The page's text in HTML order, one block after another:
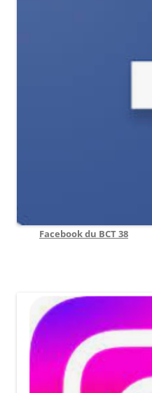
Facebook du BCT 38